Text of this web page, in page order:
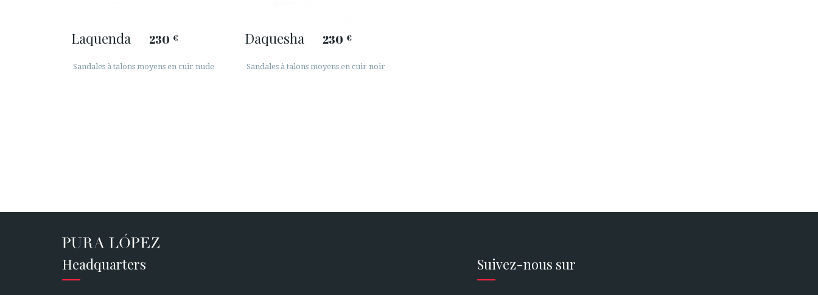
Laquenda 230 €
Sandales à talons moyens en cuir nude
Daquesha 230 €
Sandales à talons moyens en cuir noir
Headquarters Suivez-nous sur